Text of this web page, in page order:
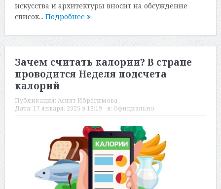
искусства и архитектуры вносит на обсуждение
список... Подробнее
Зачем считать калории? В стране
проводится Неделя подсчета
калорий
Публикация: Асият Ибрагимова
Дата: 17 января, 2025 в 13:19 в: Официально